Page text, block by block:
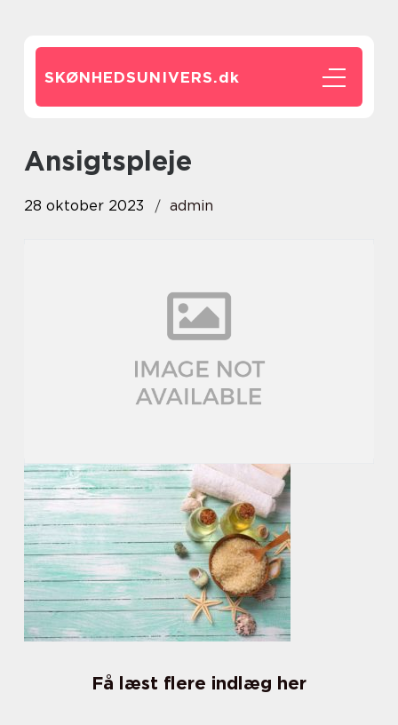
SKØNHEDSUNIVERS.dk
ansigtspleje
28 oktober 2023 admin
Få læst flere indlæg her